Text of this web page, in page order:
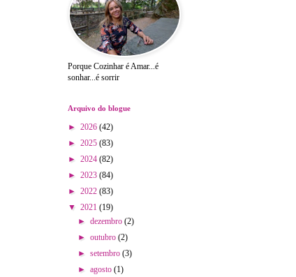
Porque Cozinhar é Amar...é
sonhar...é sorrir
Arquivo do blogue
► 2026 (42)
► 2025 (83)
► 2024 (82)
► 2023 (84)
► 2022 (83)
▼ 2021 (19)
► dezembro (2)
► outubro (2)
► setembro (3)
► agosto (1)